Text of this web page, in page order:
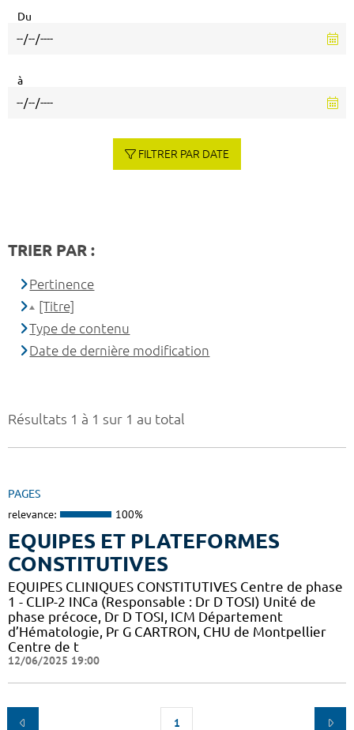
Résultats 1 à 1 sur 1 au total
PAGES
relevance: 100%
EQUIPES ET PLATEFORMES
CONSTITUTIVES
EQUIPES CLINIQUES CONSTITUTIVES Centre de phase
1 - CLIP-2 INCa (Responsable : Dr D TOSI) Unité de
phase précoce, Dr D TOSI, ICM Département
d’Hématologie, Pr G CARTRON, CHU de Montpellier
Centre de t
12/06/2025 19:00
1
Du
à
FILTRER PAR DATE
TRIER PAR :
Pertinence
[Titre]
Type de contenu
Date de dernière modification